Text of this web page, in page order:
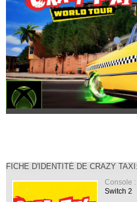
FICHE D'IDENTITÉ DE CRAZY
Console :
Switch 2